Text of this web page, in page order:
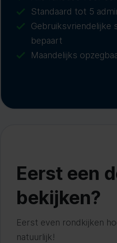
Standaard tot 5
Gebruiksvriendelijke
bepaart
Maandelijks
Eerst een
bekijken?
Eerst even rondkijken
natuurlijk!